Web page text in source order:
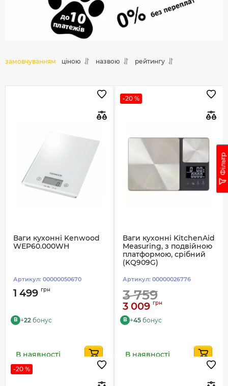
замовчуванням ціною назвою рейтингу
Фільтр
Ваги кухонні Kenwood
WEP60.000WH
Артикул: 00000050670
1 499 грн
B +22 бонус
В наявності
-20 %
Ваги кухонні KitchenAid
Measuring, з подвійною
платформою, срібний
(KQ909G)
Артикул: 00000026776
3 759
3 009 грн
B +45 бонус
В наявності
-20 %